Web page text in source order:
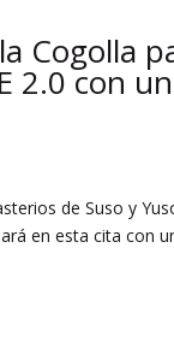
Cogolla
2.0 con
de Suso y
en esta cita con